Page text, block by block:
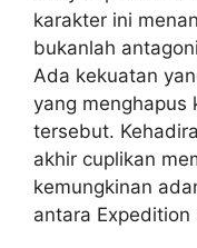
karakter ini
bukanlah
Ada kekuatan
yang menghapus
tersebut.
akhir cuplikan
kemungkinan
antara